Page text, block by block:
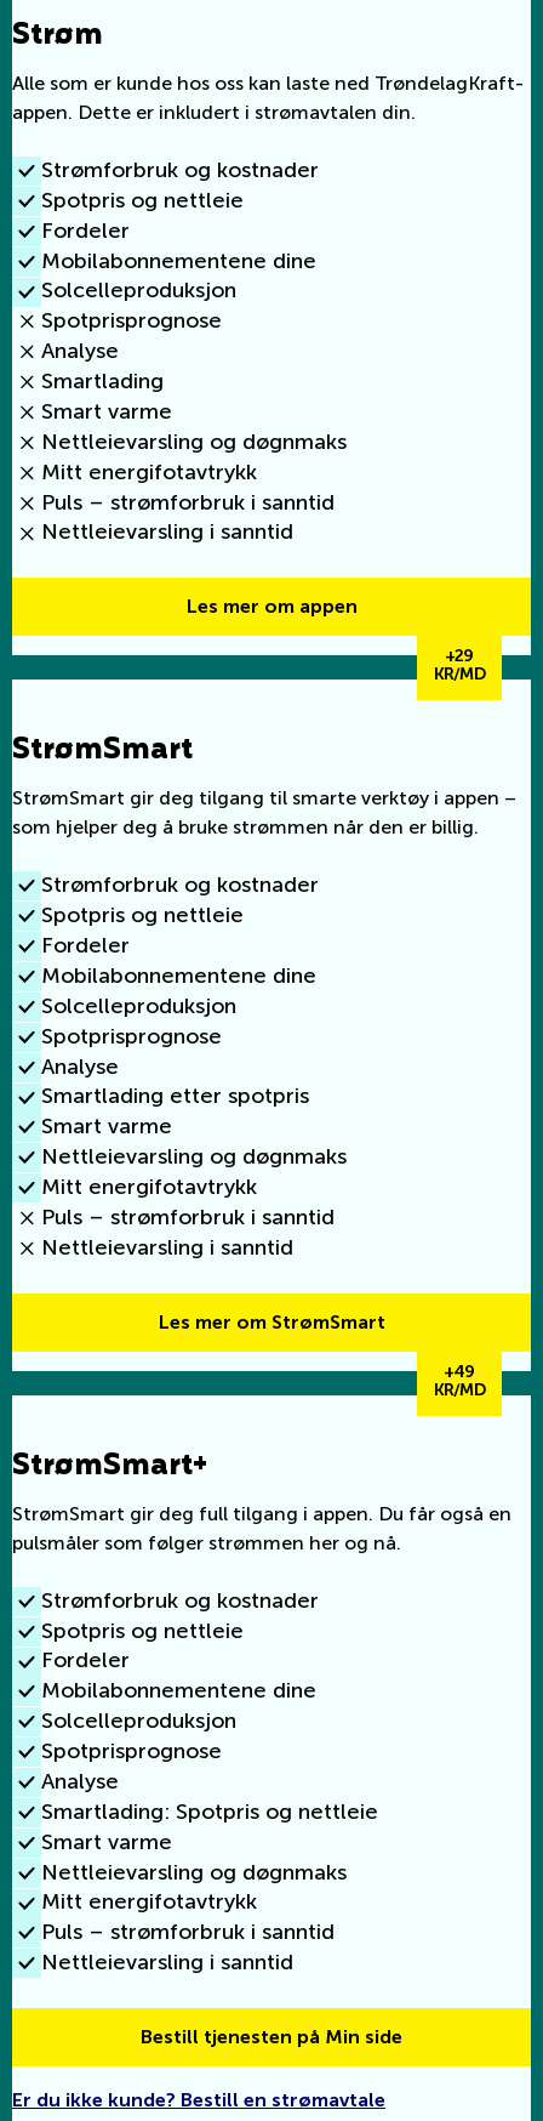
Strøm
Alle som er kunde hos oss kan laste ned TrøndelagKraft-
appen. Dette er inkludert i strømavtalen din.
Strømforbruk og kostnader
Spotpris og nettleie
Fordeler
Mobilabonnementene dine
Solcelleproduksjon
Spotprisprognose
Analyse
Smartlading
Smart varme
Nettleievarsling og døgnmaks
Mitt energifotavtrykk
Puls – strømforbruk i sanntid
Nettleievarsling i sanntid
Les mer om appen
+29
KR/MD
StrømSmart
StrømSmart gir deg tilgang til smarte verktøy i appen –
som hjelper deg å bruke strømmen når den er billig.
Strømforbruk og kostnader
Spotpris og nettleie
Fordeler
Mobilabonnementene dine
Solcelleproduksjon
Spotprisprognose
Analyse
Smartlading etter spotpris
Smart varme
Nettleievarsling og døgnmaks
Mitt energifotavtrykk
Puls – strømforbruk i sanntid
Nettleievarsling i sanntid
Les mer om StrømSmart
+49
KR/MD
StrømSmart+
StrømSmart gir deg full tilgang i appen. Du får også en
pulsmåler som følger strømmen her og nå.
Strømforbruk og kostnader
Spotpris og nettleie
Fordeler
Mobilabonnementene dine
Solcelleproduksjon
Spotprisprognose
Analyse
Smartlading: Spotpris og nettleie
Smart varme
Nettleievarsling og døgnmaks
Mitt energifotavtrykk
Puls – strømforbruk i sanntid
Nettleievarsling i sanntid
Bestill tjenesten på Min side
Er du ikke kunde? Bestill en strømavtale